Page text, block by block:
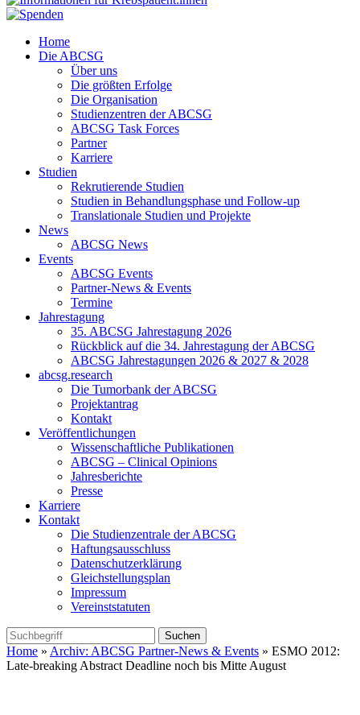
Home
Die ABCSG
Über uns
Die größten Erfolge
Die Organisation
Studienzentren der ABCSG
ABCSG Task Forces
Partner
Karriere
Studien
Rekrutierende Studien
Studien in Behandlungsphase und Follow-up
Translationale Studien und Projekte
News
ABCSG News
Events
ABCSG Events
Partner-News & Events
Termine
Jahrestagung
35. ABCSG Jahrestagung 2026
Rückblick auf die 34. Jahrestagung der ABCSG
ABCSG Jahrestagungen 2026 & 2027 & 2028
abcsg.research
Die Tumorbank der ABCSG
Projektantrag
Kontakt
Veröffentlichungen
Wissenschaftliche Publikationen
ABCSG – Clinical Opinions
Jahresberichte
Presse
Karriere
Kontakt
Die Studienzentrale der ABCSG
Haftungsausschluss
Datenschutzerklärung
Gleichstellungsplan
Impressum
Vereinststatuten
Home » Archiv: ABCSG Partner-News & Events » ESMO 2012:
Late-breaking Abstract Deadline noch bis Mitte August